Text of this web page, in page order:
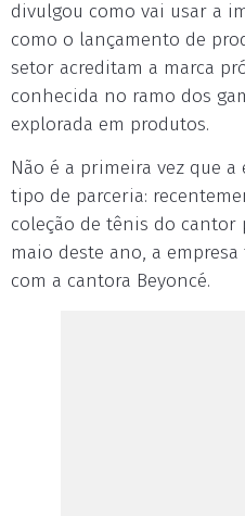
divulgou como vai usar a
como o lançamento de
setor acreditam a marca
conhecida no ramo dos
explorada em produtos.
Não é a primeira vez que a
tipo de parceria:
coleção de tênis do cantor
maio deste ano, a
com a cantora Beyoncé.